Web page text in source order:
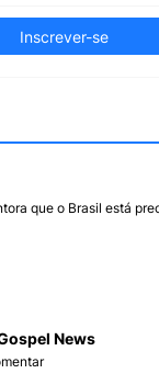
que o Brasil está
News